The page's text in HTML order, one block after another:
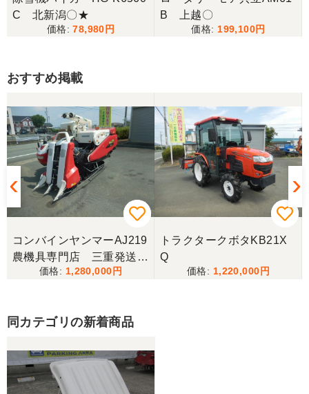
C 北新潟〇★
78,980
B 上越〇
199,100
おすすめ掲載
コンバインヤンマーAJ219
農機具専門店 三重発送整
備済み
1,280,000
トラクタークボタKB21X
Q
1,220,000
同カテゴリの新着商品